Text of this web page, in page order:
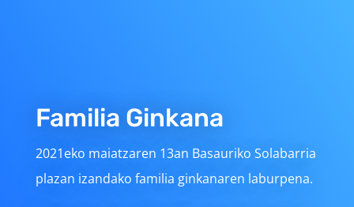
Familia Ginkana
2021eko maiatzaren 13an Basauriko Solabarria
plazan izandako familia ginkanaren laburpena.